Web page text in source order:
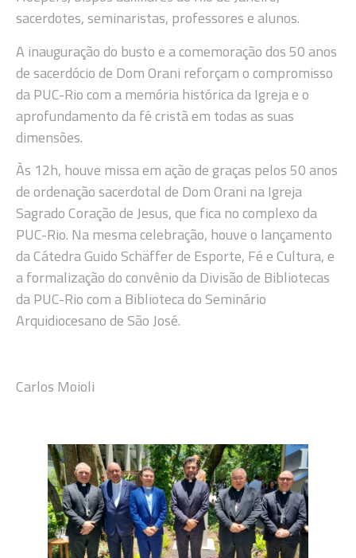
sacerdotes, seminaristas, professores e alunos.
A inauguração do busto e a comemoração dos 50 anos
de sacerdócio de Dom Orani reforçam o compromisso
da PUC-Rio com a memória histórica da Igreja e o
aprofundamento da fé cristã em todas as suas
dimensões.
Às 12h, houve missa em ação de graças pelos 50 anos
de ordenação sacerdotal de Dom Orani na Igreja
Sagrado Coração de Jesus, que fica no complexo da
PUC-Rio. Na mesma celebração, houve o lançamento
da Cátedra Guido Schäffer de Esporte, Fé e Cultura, e
a formalização do convênio da Divisão de Bibliotecas
da PUC-Rio com a Biblioteca do Seminário
Arquidiocesano de São José.
Carlos Moioli